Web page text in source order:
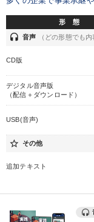
形 態
headset 音声 （どの形態でも
CD版
デジタル音声版
（配信＋ダウンロード）
USB(音声)
star_border その他
追加テキスト